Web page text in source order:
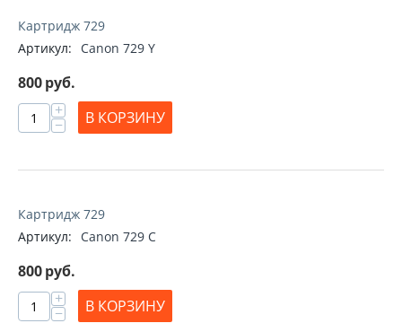
Картридж 729
Артикул:
Canon 729 Y
800руб.
+
− В КОРЗИНУ
Картридж 729
Артикул:
Canon 729 C
800руб.
+
− В КОРЗИНУ